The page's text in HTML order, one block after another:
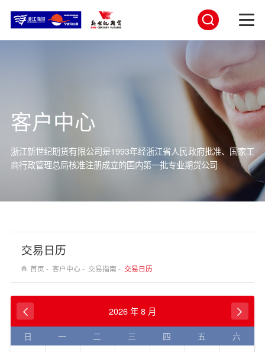
客户中心
浙江新世纪期货有限公司是1993年经浙江省人民政府批准、国家工
商行政管理总局核准注册成立的国内第一批专业期货公司
交易日历
首页 -客户中心 - 交易指南 -交易日历
 2026 年8 月 
日 一 二 三 四 五 六